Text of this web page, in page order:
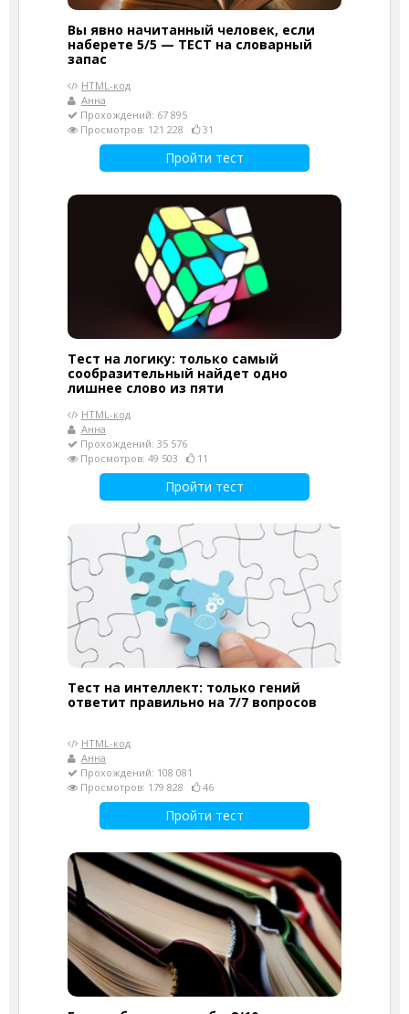
Вы явно начитанный человек, если
наберете 5/5 — ТЕСТ на словарный
запас
HTML-код
Анна
Прохождений: 67 895
Просмотров: 121 228
31
Пройти тест
Тест на логику: только самый
сообразительный найдет одно
лишнее слово из пяти
HTML-код
Анна
Прохождений: 35 576
Просмотров: 49 503
11
Пройти тест
Тест на интеллект: только гений
ответит правильно на 7/7 вопросов
HTML-код
Анна
Прохождений: 108 081
Просмотров: 179 828
46
Пройти тест